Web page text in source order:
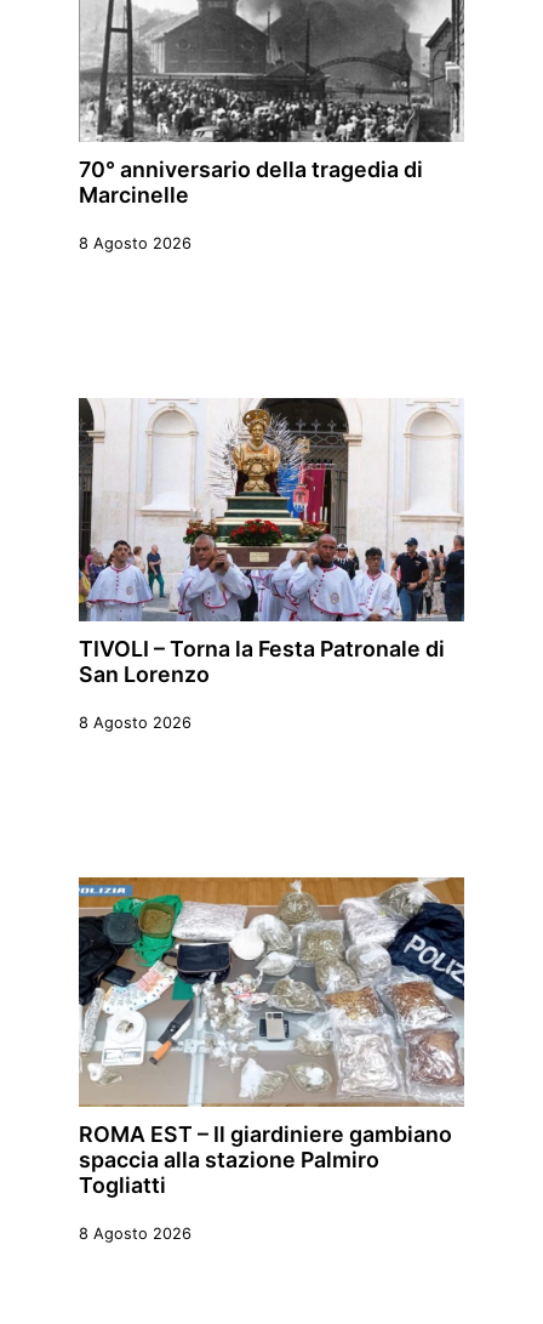
70° anniversario della tragedia di
Marcinelle
8 Agosto 2026
TIVOLI – Torna la Festa Patronale di
San Lorenzo
8 Agosto 2026
ROMA EST – Il giardiniere gambiano
spaccia alla stazione Palmiro
Togliatti
8 Agosto 2026